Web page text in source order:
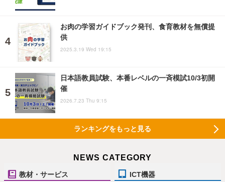
お肉の学習ガイドブック発刊、食育教材を無償提
供
2025.3.19 Wed 19:15
日本語教員試験、本番レベルの一斉模試10/3初開
催
2026.7.23 Thu 9:15
ランキングをもっと見る
NEWS CATEGORY
教材・サービス ICT機器